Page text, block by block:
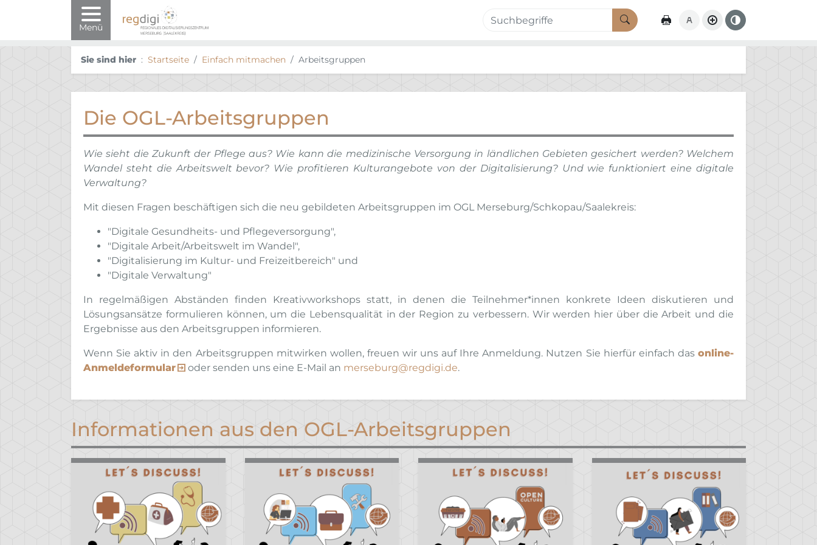
Menü
Formularschaltfläche
Sie sind hier Startseite Einfach mitmachen Arbeitsgruppen
Die OGL-Arbeitsgruppen
Wie sieht die Zukunft der Pflege aus? Wie kann die medizinische Versorgung in ländlichen Gebieten gesichert werden? Welchem
Wandel steht die Arbeitswelt bevor? Wie profitieren Kulturangebote von der Digitalisierung? Und wie funktioniert eine digitale
Verwaltung?
Mit diesen Fragen beschäftigen sich die neu gebildeten Arbeitsgruppen im OGL Merseburg/Schkopau/Saalekreis:
"Digitale Gesundheits- und Pflegeversorgung",
"Digitale Arbeit/Arbeitswelt im Wandel",
"Digitalisierung im Kultur- und Freizeitbereich" und
"Digitale Verwaltung"
In regelmäßigen Abständen finden Kreativworkshops statt, in denen die Teilnehmer*innen konkrete Ideen diskutieren und
Lösungsansätze formulieren können, um die Lebensqualität in der Region zu verbessern. Wir werden hier über die Arbeit und die
Ergebnisse aus den Arbeitsgruppen informieren.
Wenn Sie aktiv in den Arbeitsgruppen mitwirken wollen, freuen wir uns auf Ihre Anmeldung. Nutzen Sie hierfür einfach das online-
Anmeldeformular
oder senden uns eine E-Mail an merseburg@regdigi.de.
Informationen aus den OGL-Arbeitsgruppen